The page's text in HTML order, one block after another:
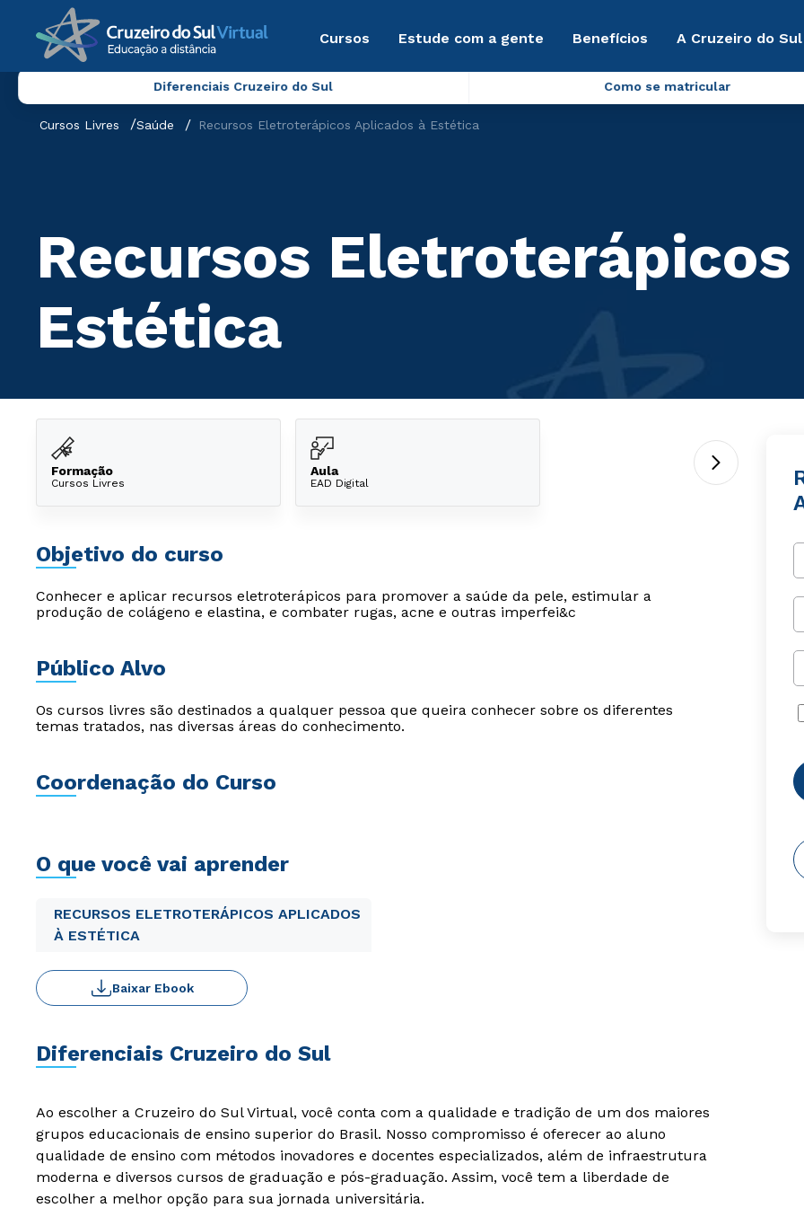
Cursos Estude com a gente Benefícios A Cruzeiro do
Diferenciais Cruzeiro do Sul Como se matricular
Cursos Livres Saúde Recursos Eletroterápicos Aplicados à Estética
Recursos
Estética
Formação
Cursos Livres
Aula
EAD Digital
Objetivo do curso
Conhecer e aplicar recursos eletroterápicos para promover a saúde da pele, estimular a
produção de colágeno e elastina, e combater rugas, acne e outras imperfei&c
Público Alvo
Os cursos livres são destinados a qualquer pessoa que queira conhecer sobre os diferentes
temas tratados, nas diversas áreas do conhecimento.
Coordenação do Curso
O que você vai aprender
RECURSOS ELETROTERÁPICOS APLICADOS
À ESTÉTICA
Baixar Ebook
Diferenciais Cruzeiro do Sul
Ao escolher a Cruzeiro do Sul Virtual, você conta com a qualidade e tradição de um dos maiores
grupos educacionais de ensino superior do Brasil. Nosso compromisso é oferecer ao aluno
qualidade de ensino com métodos inovadores e docentes especializados, além de infraestrutura
moderna e diversos cursos de graduação e pós-graduação. Assim, você tem a liberdade de
escolher a melhor opção para sua jornada universitária.